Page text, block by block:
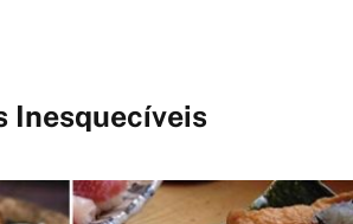
Inesquecíveis